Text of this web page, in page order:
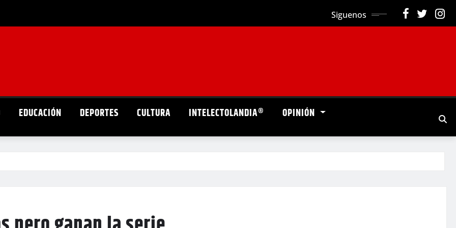
Siguenos
EDUCACIÓN DEPORTES CULTURA INTELECTOLANDIA® OPINIÓN